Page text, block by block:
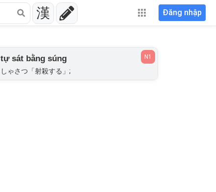
漢 Đăng nhập
tự sát bằng súng
しゃさつ「射殺する」;
N1